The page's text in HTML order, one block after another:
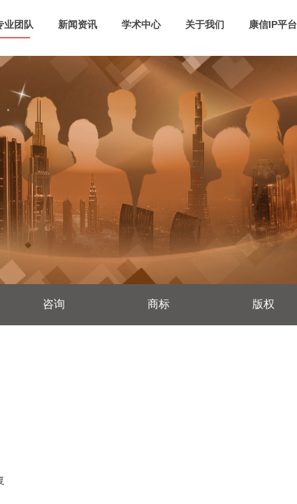
业团队 新闻资讯 学术中心 关于我们 康信IP平台
咨询 商标 版权